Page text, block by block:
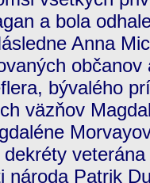
a bola
Anna
bývalého
väzňov
národa Patrik